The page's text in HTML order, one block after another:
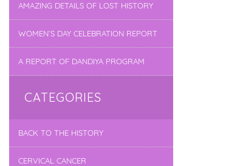
AMAZING DETAILS OF LOST HISTORY
WOMEN’S DAY CELEBRATION REPORT
A REPORT OF DANDIYA PROGRAM
CATEGORIES
BACK TO THE HISTORY
CERVICAL CANCER